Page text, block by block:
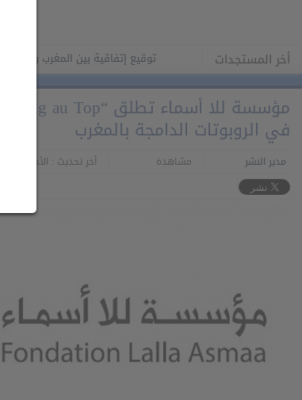
أخر المستجدات توقيع إتفاقية بين المغرب وكازاخستان
في الروبوتات الدامجة بالمغرب
مدير النشر مشاهدة أخر تحديث : الأحد 17 مايو 2026 - 12:52 مساءً